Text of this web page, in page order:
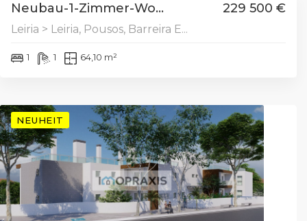
Neubau-1-Zimmer-Wo... 229 500 €
Leiria > Leiria, Pousos, Barreira E...
1 1 64,10 m²
NEUHEIT